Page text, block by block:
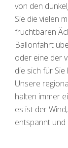
von den
Sie die vielen
fruchtbaren
Ballonfahrt
oder eine der
die sich für
Unsere
halten immer
es ist der
entspannt